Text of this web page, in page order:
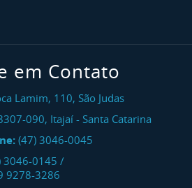
em Contato
Lamim, 110, São Judas
090, Itajaí - Santa Catarina
(47) 3046-0045
3046-0145 /
9278-3286